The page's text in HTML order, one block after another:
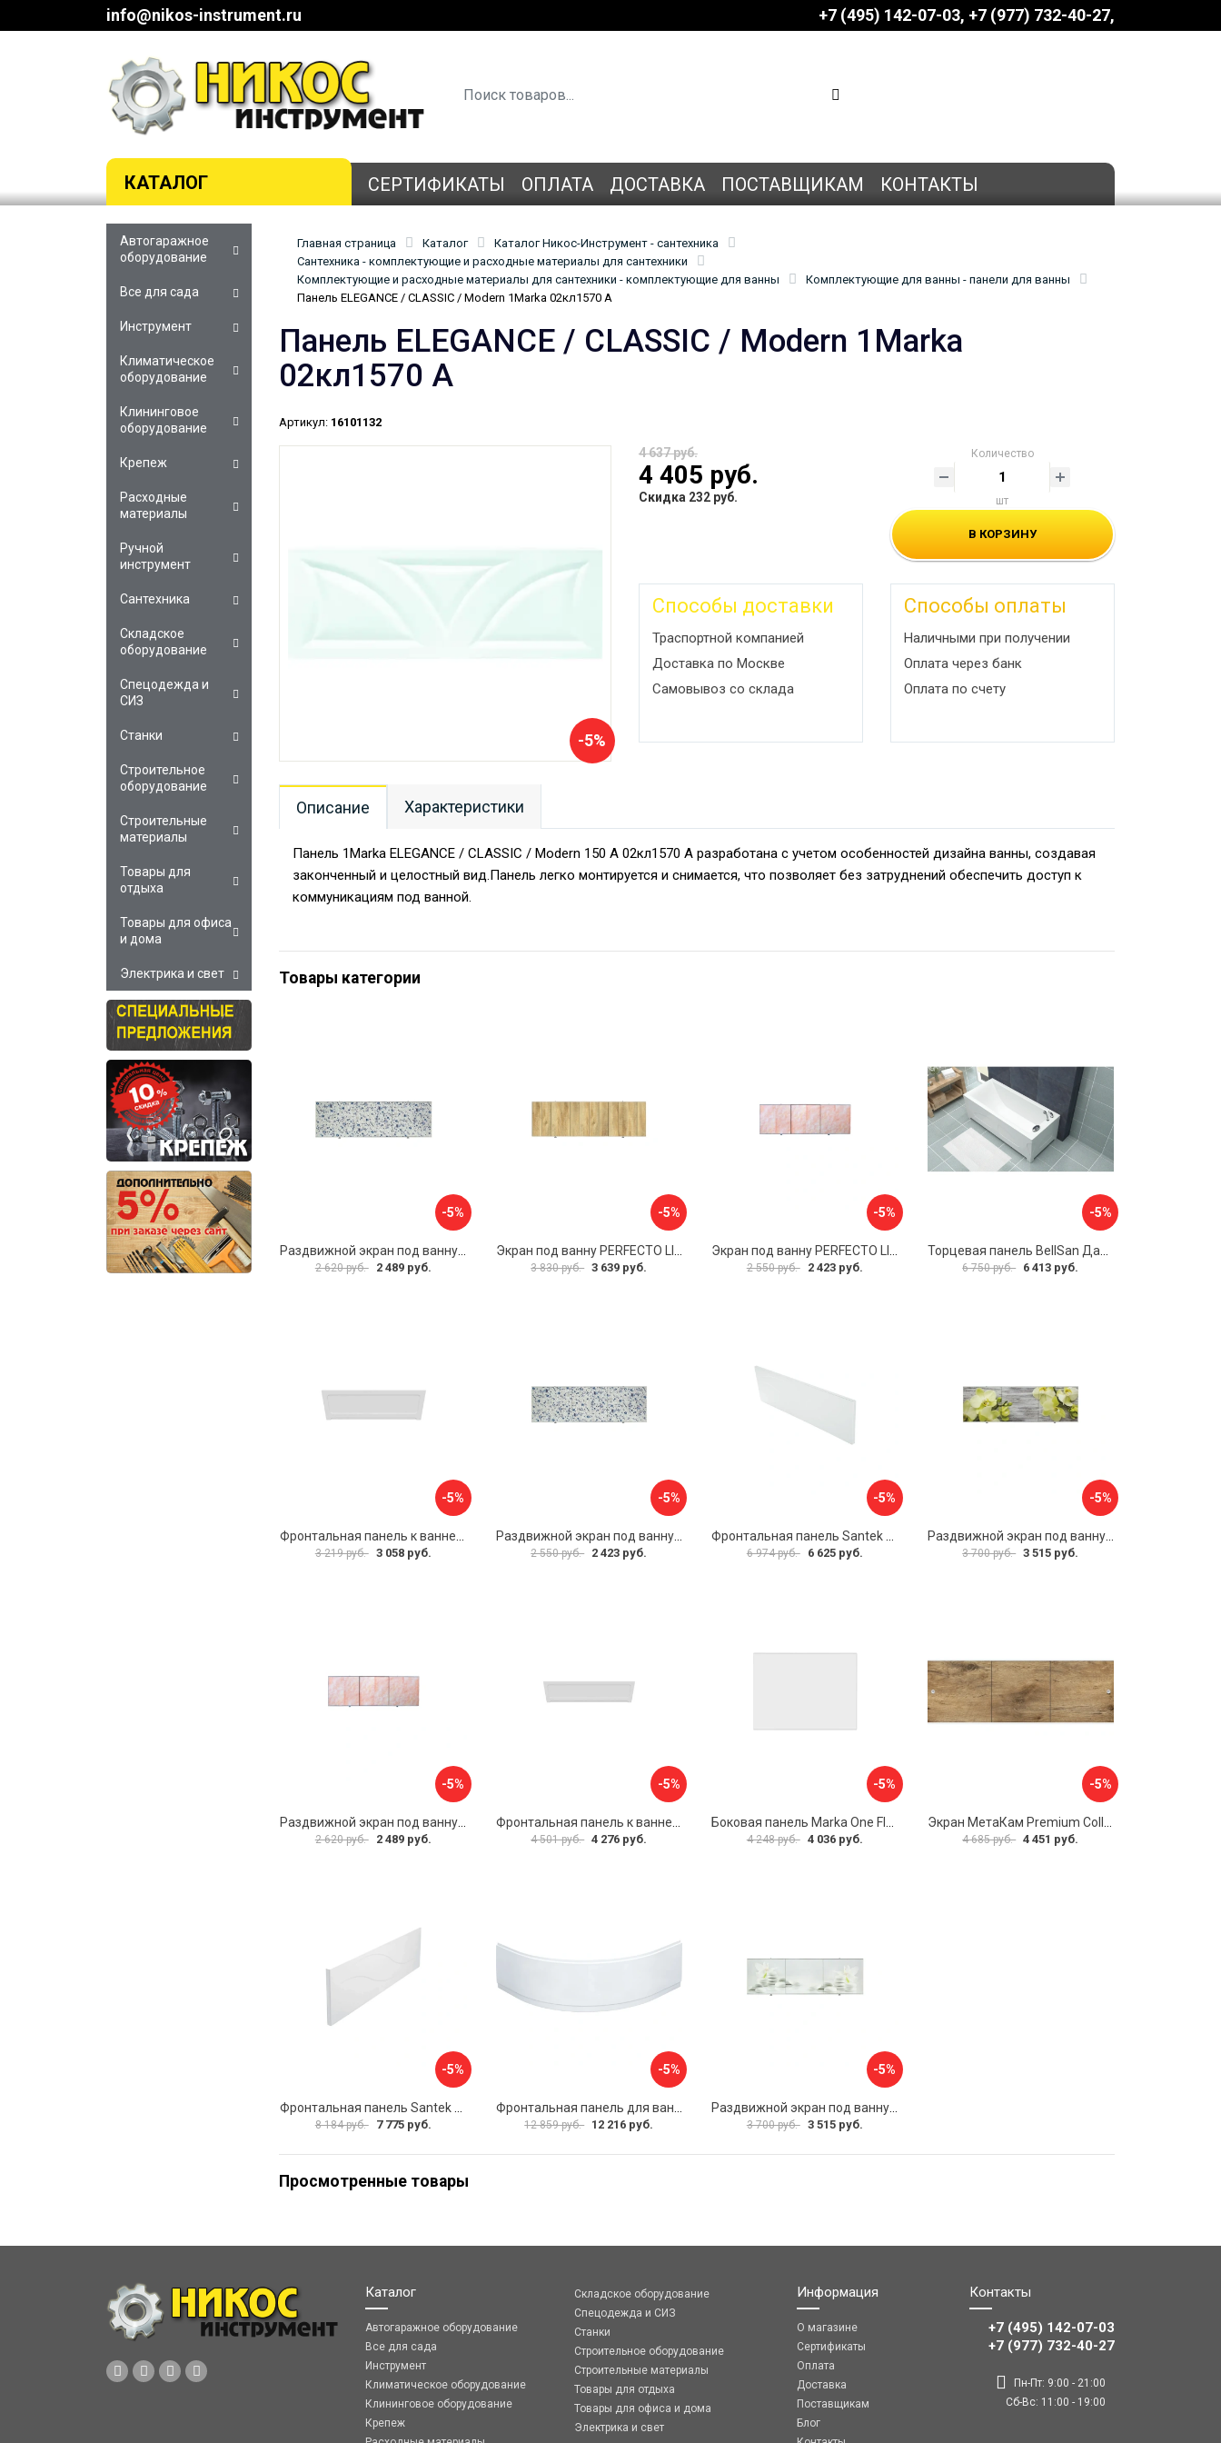
info@nikos-instrument.ru +7 (495) 142-07-03 ‎‎+7 (977) 732-40-27
КАТАЛОГ СЕРТИФИКАТЫ ОПЛАТА ДОСТАВКА ПОСТАВЩИКАМ КОНТАКТЫ
Главная страница Каталог
Каталог Никос-Инструмент - сантехника
Сантехника - комплектующие и расходные материалы для сантехники
Комплектующие и расходные материалы для сантехники - комплектующие для ванны
Комплектующие для ванны - панели для ванны
Панель ELEGANCE / CLASSIC / Modern 1Marka 02кл1570 А
Панель ELEGANCE / CLASSIC / Modern 1Marka
02кл1570 А
Артикул: 16101132
-5%
4 637 руб.
4 405 руб.
Скидка 232 руб.
Количество
шт
В КОРЗИНУ
Способы доставки
Траспортной компанией
Доставка по Москве
Самовывоз со склада
Способы оплаты
Наличными при получении
Оплата через банк
Оплата по счету
Описание Характеристики
Панель 1Marka ELEGANCE / CLASSIC / Modern 150 А 02кл1570 А разработана с учетом особенностей дизайна ванны, создавая
законченный и целостный вид.Панель легко монтируется и снимается, что позволяет без затруднений обеспечить доступ к
коммуникациям под ванной.
Товары категории
-5%
2 620 руб. 2 489 руб.
-5%
3 830 руб. 3 639 руб.
-5%
2 550 руб. 2 423 руб.
-5%
6 750 руб. 6 413 руб.
-5%
Фронтальная панель к ванне Мия Aquatek 00000089315
3 219 руб. 3 058 руб.
-5%
Раздвижной экран под ванну PERFECTO LINEA 36-001511
2 550 руб. 2 423 руб.
-5%
Фронтальная панель Santek 1.WH30.2.498 00000067322
6 974 руб. 6 625 руб.
-5%
Раздвижной экран под ванну PERFECTO LINEA 36-031509
3 700 руб. 3 515 руб.
-5%
2 620 руб. 2 489 руб.
-5%
4 501 руб. 4 276 руб.
-5%
4 248 руб. 4 036 руб.
-5%
4 685 руб. 4 451 руб.
-5%
8 184 руб. 7 775 руб.
-5%
12 859 руб. 12 216 руб.
-5%
3 700 руб. 3 515 руб.
Просмотренные товары
Автогаражное
оборудование
Все для сада
Инструмент
Климатическое
оборудование
Клининговое
оборудование
Крепеж
Расходные
материалы
Ручной
инструмент
Сантехника
Складское
оборудование
Спецодежда и
СИЗ
Станки
Строительное
оборудование
Строительные
материалы
Товары для
отдыха
Товары для офиса
и дома
Электрика и свет
Каталог
Автогаражное оборудование
Все для сада
Инструмент
Климатическое оборудование
Клининговое оборудование
Крепеж
Складское оборудование
Спецодежда и СИЗ
Станки
Строительное оборудование
Строительные материалы
Товары для отдыха
Товары для офиса и дома
Электрика и свет
Информация
О магазине
Сертификаты
Оплата
Доставка
Поставщикам
Блог
Контакты
+7 (495) 142-07-03
‎‎+7 (977) 732-40-27
Пн-Пт: 9:00 - 21:00
Сб-Вс: 11:00 - 19:00